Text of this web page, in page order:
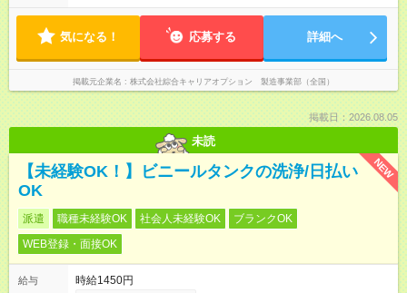
気になる！ 応募する 詳細へ
掲載元企業名 株式会社綜合キャリアオプション 製造事業部（全国）
掲載日：2026.08.05
未読
NEW
【未経験OK！】ビニールタンクの洗浄/日払い
OK
派遣 職種未経験OK 社会人未経験OK
ブランクOK
WEB登録・面接OK
給与
時給1450円